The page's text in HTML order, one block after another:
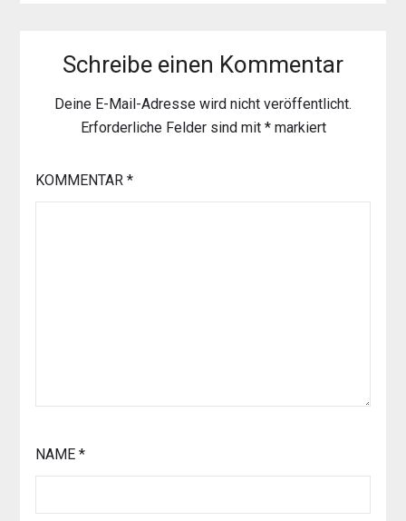
Schreibe einen Kommentar
Deine E-Mail-Adresse wird nicht veröffentlicht.
Erforderliche Felder sind mit *markiert
KOMMENTAR *
NAME *